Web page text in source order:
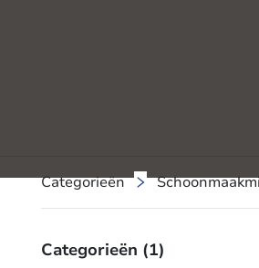
Categorieën
Categorieën (1)